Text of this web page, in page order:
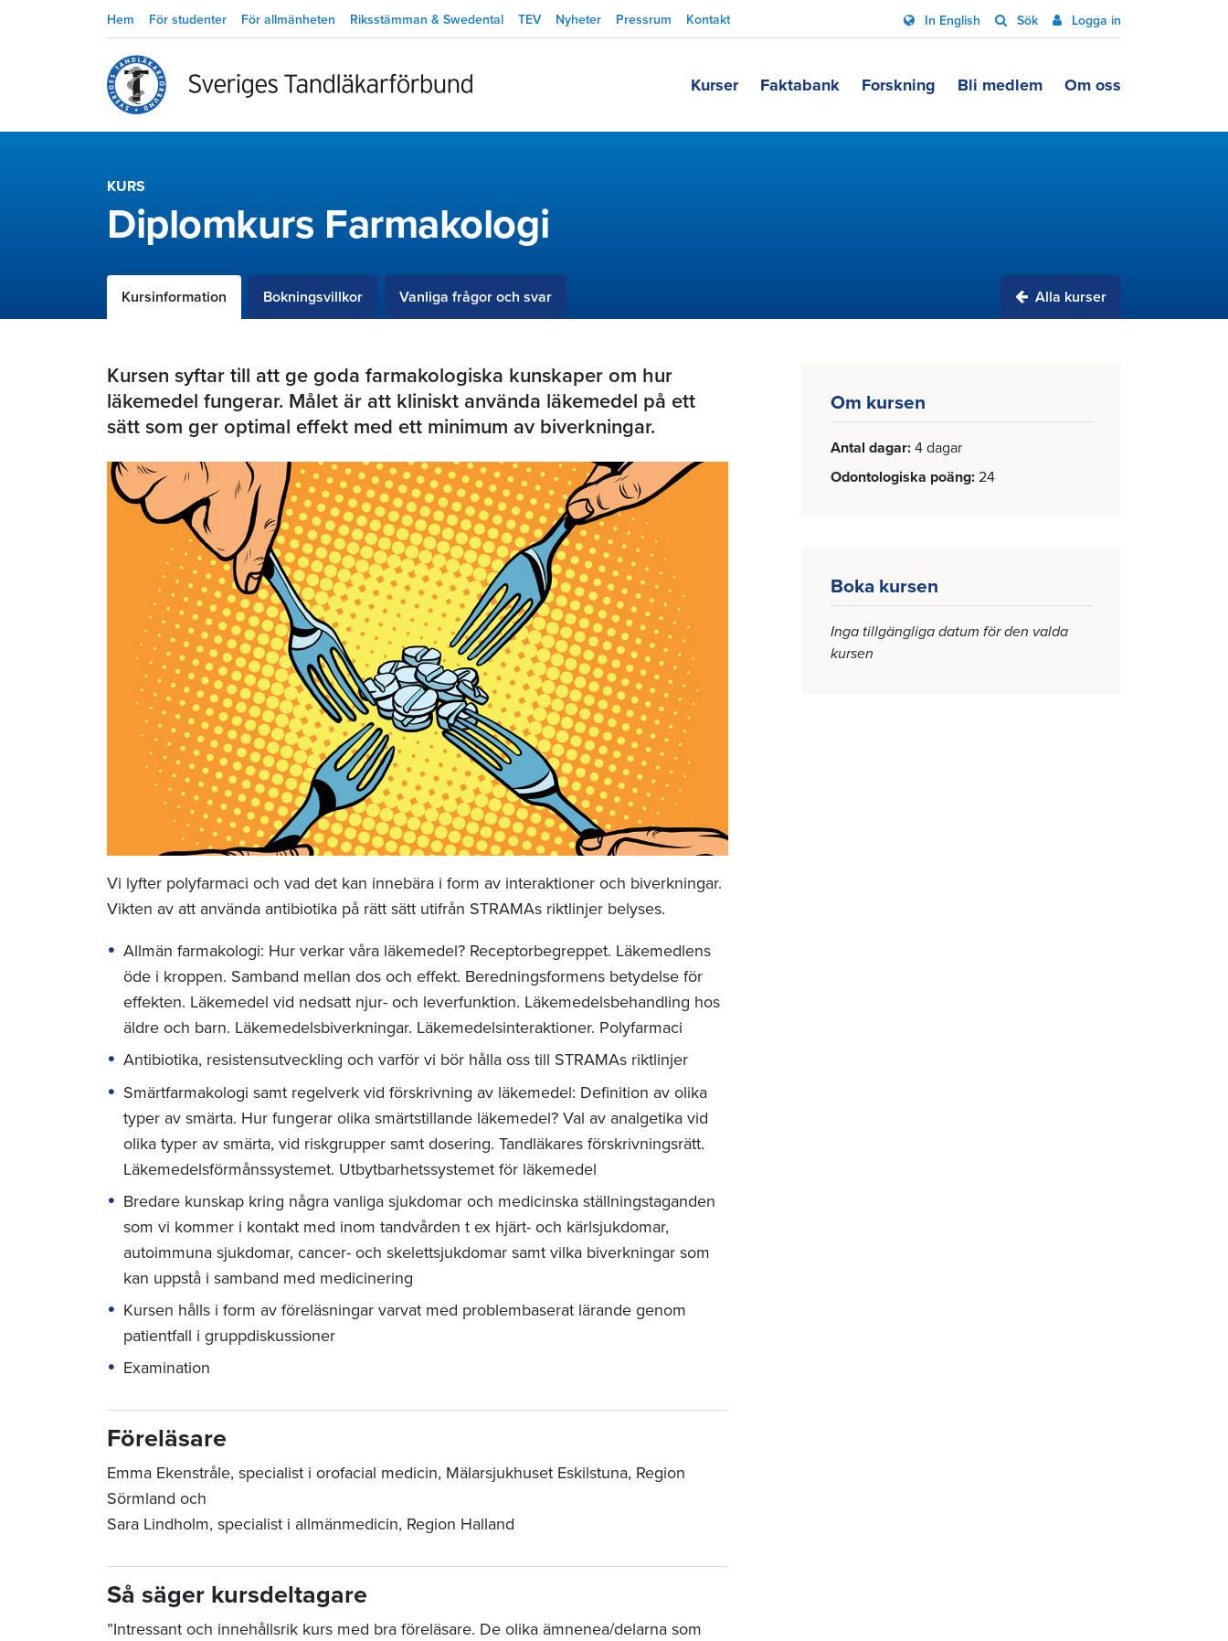
Hem För studenter För allmänheten Riksstämman & Swedental TEV Nyheter Pressrum Kontakt In English Sök Logga in
Kurser Faktabank Forskning Bli medlem Om oss
KURS
Diplomkurs Farmakologi
Kursinformation Bokningsvillkor Vanliga frågor och svar Alla kurser
Om kursen
Antal dagar 4 dagar
Odontologiska poäng 24
Boka kursen
Inga tillgängliga datum för den valda
kursen
Kursen syftar till att ge goda farmakologiska kunskaper om hur
läkemedel fungerar. Målet är att kliniskt använda läkemedel på ett
sätt som ger optimal effekt med ett minimum av biverkningar.
Vi lyfter polyfarmaci och vad det kan innebära i form av interaktioner och biverkningar.
Vikten av att använda antibiotika på rätt sätt utifrån STRAMAs riktlinjer belyses.
Allmän farmakologi: Hur verkar våra läkemedel? Receptorbegreppet. Läkemedlens
öde i kroppen. Samband mellan dos och effekt. Beredningsformens betydelse för
effekten. Läkemedel vid nedsatt njur- och leverfunktion. Läkemedelsbehandling hos
äldre och barn. Läkemedelsbiverkningar. Läkemedelsinteraktioner. Polyfarmaci
Antibiotika, resistensutveckling och varför vi bör hålla oss till STRAMAs riktlinjer
Smärtfarmakologi samt regelverk vid förskrivning av läkemedel: Definition av olika
typer av smärta. Hur fungerar olika smärtstillande läkemedel? Val av analgetika vid
olika typer av smärta, vid riskgrupper samt dosering. Tandläkares förskrivningsrätt.
Läkemedelsförmånssystemet. Utbytbarhetssystemet för läkemedel
Bredare kunskap kring några vanliga sjukdomar och medicinska ställningstaganden
som vi kommer i kontakt med inom tandvården t ex hjärt- och kärlsjukdomar,
autoimmuna sjukdomar, cancer- och skelettsjukdomar samt vilka biverkningar som
kan uppstå i samband med medicinering
Kursen hålls i form av föreläsningar varvat med problembaserat lärande genom
patientfall i gruppdiskussioner
Examination
Föreläsare
Emma Ekenstråle, specialist i orofacial medicin, Mälarsjukhuset Eskilstuna, Region
Sörmland och
Sara Lindholm, specialist i allmänmedicin, Region Halland
Så säger kursdeltagare
”Intressant och innehållsrik kurs med bra föreläsare. De olika ämnenea/delarna som